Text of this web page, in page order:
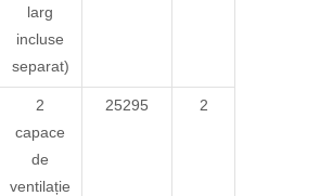
larg
incluse
separat)
2
capace
de
ventilație
25295 2